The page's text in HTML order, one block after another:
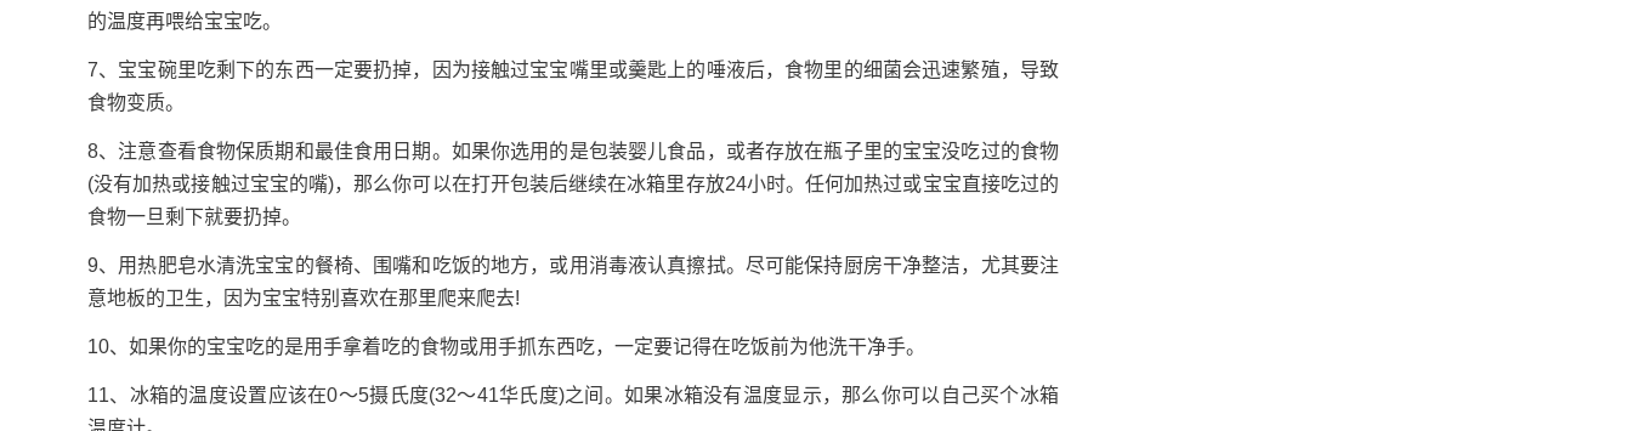
的温度再喂给宝宝吃。
7、宝宝碗里吃剩下的东西一定要扔掉，因为接触过宝宝嘴里或羹匙上的唾液后，食物里的细菌会迅速繁殖，导致
食物变质。
8、注意查看食物保质期和最佳食用日期。如果你选用的是包装婴儿食品，或者存放在瓶子里的宝宝没吃过的食物
(没有加热或接触过宝宝的嘴)，那么你可以在打开包装后继续在冰箱里存放24小时。任何加热过或宝宝直接吃过的
食物一旦剩下就要扔掉。
9、用热肥皂水清洗宝宝的餐椅、围嘴和吃饭的地方，或用消毒液认真擦拭。尽可能保持厨房干净整洁，尤其要注
意地板的卫生，因为宝宝特别喜欢在那里爬来爬去!
10、如果你的宝宝吃的是用手拿着吃的食物或用手抓东西吃，一定要记得在吃饭前为他洗干净手。
11、冰箱的温度设置应该在0～5摄氏度(32～41华氏度)之间。如果冰箱没有温度显示，那么你可以自己买个冰箱